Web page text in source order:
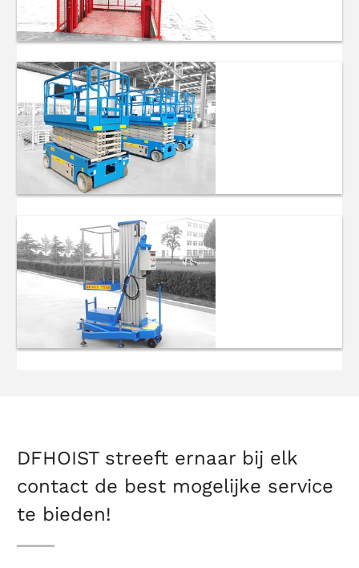
Hydraulische
Laadlift
Zelfrijdende
schaarliften
DFHOIST streeft ernaar bij elk
contact de best mogelijke service
te bieden!